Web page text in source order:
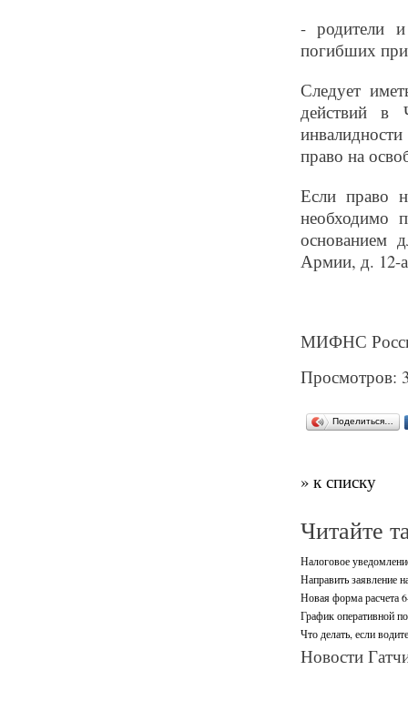
- родители
погибших
Следует
действий в
право на
Если право
необходимо
основанием
Армии, д. 12-
МИФНС
Просмотров:
Поделиться…
» к списку
Читайте
Налоговое
Направить заявление
Новая форма расчета
График оперативной
Что делать, если
Новости